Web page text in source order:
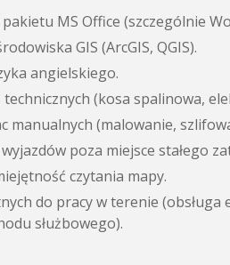
MS Office (szczególnie
GIS (ArcGIS, QGIS).
angielskiego.
(kosa spalinowa,
manualnych (malowanie,
poza miejsce stałego
czytania mapy.
do pracy w terenie
służbowego).